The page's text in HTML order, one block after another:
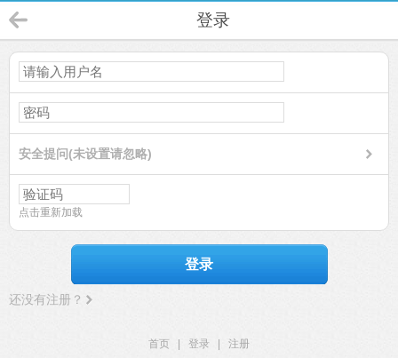
登录
安全提问(未设置请忽略)
点击重新加载
登录
还没有注册？
首页 登录
注册